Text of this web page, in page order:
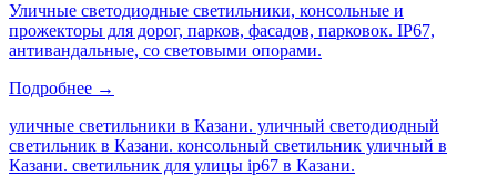
Уличные светодиодные светильники, консольные и
прожекторы для дорог, парков, фасадов, парковок. IP67,
антивандальные, со световыми опорами.
Подробнее →
уличные светильники в Казани. уличный светодиодный
светильник в Казани. консольный светильник уличный в
Казани. светильник для улицы ip67 в Казани.